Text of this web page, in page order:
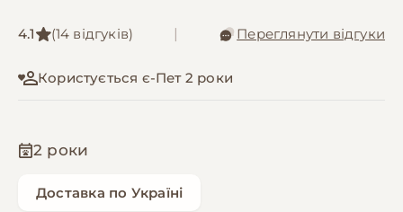
4.1 (14 відгуків) Переглянути відгуки
Користується є-Пет 2 роки
2 роки
Доставка по Україні